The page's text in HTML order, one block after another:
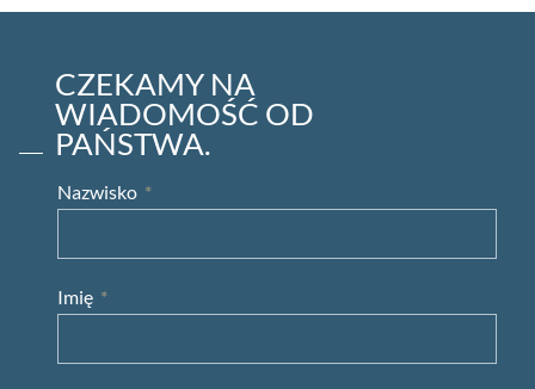
CZEKAMY NA
WIADOMOŚĆ OD
PAŃSTWA.
Nazwisko
Imię